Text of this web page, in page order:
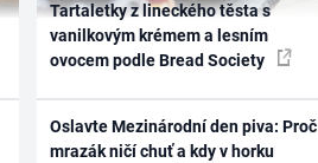
Tartaletky z lineckého těsta s
vanilkovým krémem a lesním
ovocem podle Bread Society
Oslavte Mezinárodní den piva: Proč
mrazák ničí chuť a kdy v horku